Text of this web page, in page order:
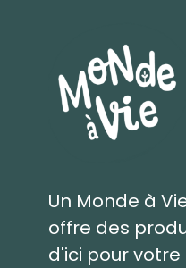
Un Monde à
offre des
d'ici pour